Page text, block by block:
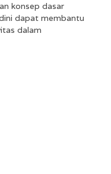
konsep dasar
dapat membantu
dalam